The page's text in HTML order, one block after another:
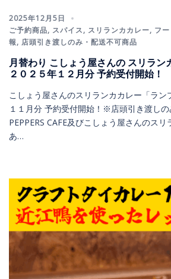
2025年12月5日
ご予約商品, スパイス, スリランカカレー, フー
報, 店頭引き渡しのみ・配送不可商品
月替わり こしょう屋さんの スリラン
２０２５年１２月分 予約受付開始！
こしょう屋さんのスリランカカレー「ラ
１１月分 予約受付開始！※店頭引き渡しの
PEPPERS CAFE及びこしょう屋さんのス
あ…